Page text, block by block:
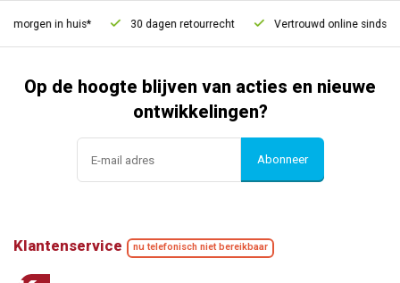
morgen in huis* 30 dagen retourrecht Vertrouwd online sinds
Op de hoogte blijven van acties en nieuwe
ontwikkelingen?
Abonneer
Klantenservice nu telefonisch niet bereikbaar